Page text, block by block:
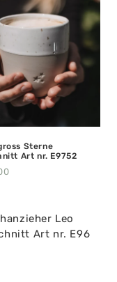
Sterne
Art nr. E9752